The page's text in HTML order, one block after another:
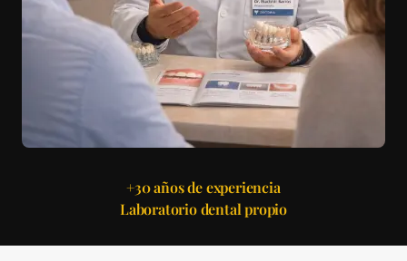
+30 años de experiencia
Laboratorio dental propio